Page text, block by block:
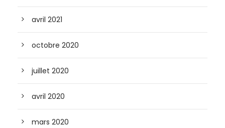
avril 2021
octobre 2020
juillet 2020
avril 2020
mars 2020